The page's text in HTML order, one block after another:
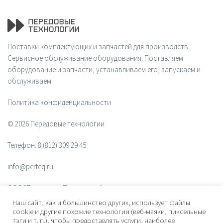
Поставки комплектующих и запчастей для производств.
Сервисное обслуживание оборудования. Поставляем
оборудование и запчасти, устанавливаем его, запускаем и
обслуживаем.
Политика конфиденциальности
© 2026 Передовые технологии
Телефон: 8 (812) 309 29 45
info@perteq.ru
ООО "Передовые Технологии"
ОГРН 1117847072628
Наш сайт, как и большинство других, использует файлы
cookie и другие похожие технологии (веб-маяки, пиксельные
тэги и т. п.), чтобы предоставлять услуги, наиболее